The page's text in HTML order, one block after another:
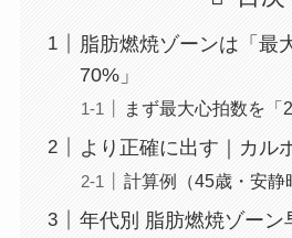
脂肪燃焼ゾーンは「最
70%」
まず最大心拍数を「
より正確に出す｜カル
計算例（45歳・安静
年代別 脂肪燃焼ゾーン